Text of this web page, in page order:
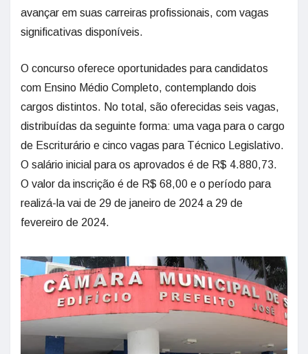
avançar em suas carreiras profissionais, com vagas
significativas disponíveis.
O concurso oferece oportunidades para candidatos
com Ensino Médio Completo, contemplando dois
cargos distintos. No total, são oferecidas seis vagas,
distribuídas da seguinte forma: uma vaga para o cargo
de Escriturário e cinco vagas para Técnico Legislativo.
O salário inicial para os aprovados é de R$ 4.880,73.
O valor da inscrição é de R$ 68,00 e o período para
realizá-la vai de 29 de janeiro de 2024 a 29 de
fevereiro de 2024.